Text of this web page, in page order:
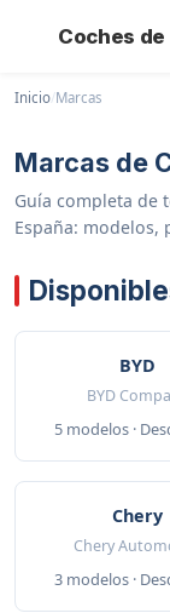
Coches de
Inicio/Marcas
Marcas de
Guía completa de
España: modelos,
BYD
BYD
5 modelos ·
Chery
Chery
3 modelos ·